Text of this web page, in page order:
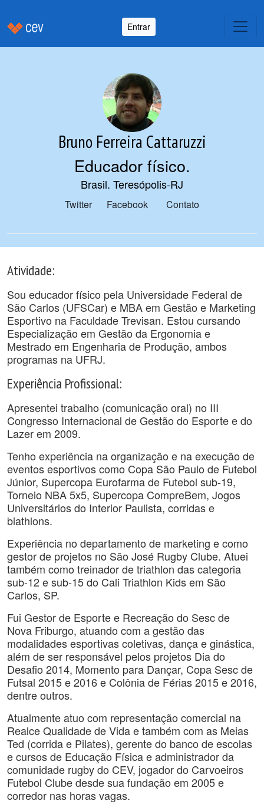
Entrar
Bruno Ferreira Cattaruzzi
Educador físico.
Brasil. Teresópolis-RJ
Twitter Facebook Contato
Atividade:
Sou educador físico pela Universidade Federal de
São Carlos (UFSCar) e MBA em Gestão e Marketing
Esportivo na Faculdade Trevisan. Estou cursando
Especialização em Gestão da Ergonomia e
Mestrado em Engenharia de Produção, ambos
programas na UFRJ.
Experiência Profissional:
Apresentei trabalho (comunicação oral) no III
Congresso Internacional de Gestão do Esporte e do
Lazer em 2009.
Tenho experiência na organização e na execução de
eventos esportivos como Copa São Paulo de Futebol
Júnior, Supercopa Eurofarma de Futebol sub-19,
Torneio NBA 5x5, Supercopa CompreBem, Jogos
Universitários do Interior Paulista, corridas e
biathlons.
Experiência no departamento de marketing e como
gestor de projetos no São José Rugby Clube. Atuei
também como treinador de triathlon das categoria
sub-12 e sub-15 do Cali Triathlon Kids em São
Carlos, SP.
Fui Gestor de Esporte e Recreação do Sesc de
Nova Friburgo, atuando com a gestão das
modalidades esportivas coletivas, dança e ginástica,
além de ser responsável pelos projetos Dia do
Desafio 2014, Momento para Dançar, Copa Sesc de
Futsal 2015 e 2016 e Colônia de Férias 2015 e 2016,
dentre outros.
Atualmente atuo com representação comercial na
Realce Qualidade de Vida e também com as Meias
Ted (corrida e Pilates), gerente do banco de escolas
e cursos de Educação Física e administrador da
comunidade rugby do CEV, jogador do Carvoeiros
Futebol Clube desde sua fundação em 2005 e
corredor nas horas vagas.